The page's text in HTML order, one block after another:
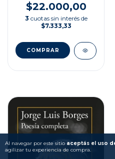
Al navegar por este sitio aceptás el uso
agilizar tu experiencia de compra.
$22.000,00
3 cuotas sin interés de
$7.333,33